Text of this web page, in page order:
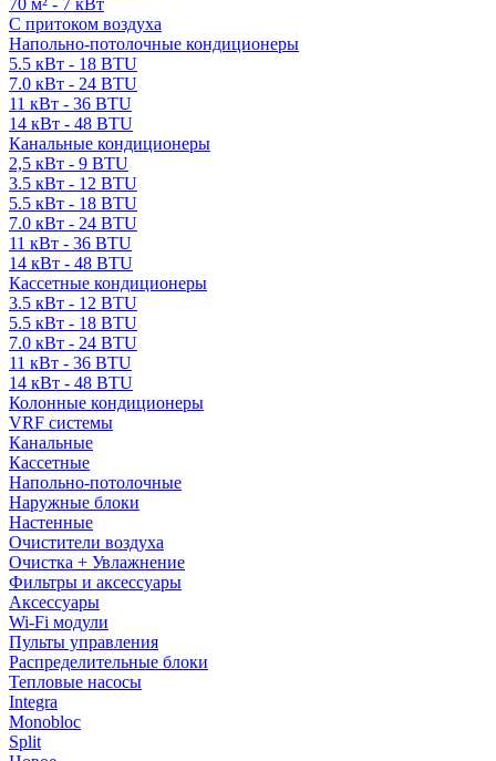
70 м² - 7 кВт
С притоком воздуха
Напольно-потолочные кондиционеры
5.5 кВт - 18 BTU
7.0 кВт - 24 BTU
11 кВт - 36 BTU
14 кВт - 48 BTU
Канальные кондиционеры
2,5 кВт - 9 BTU
3.5 кВт - 12 BTU
5.5 кВт - 18 BTU
7.0 кВт - 24 BTU
11 кВт - 36 BTU
14 кВт - 48 BTU
Кассетные кондиционеры
3.5 кВт - 12 BTU
5.5 кВт - 18 BTU
7.0 кВт - 24 BTU
11 кВт - 36 BTU
14 кВт - 48 BTU
Колонные кондиционеры
VRF системы
Канальные
Кассетные
Напольно-потолочные
Наружные блоки
Настенные
Очистители воздуха
Очистка + Увлажнение
Фильтры и аксессуары
Аксессуары
Wi-Fi модули
Пульты управления
Распределительные блоки
Тепловые насосы
Integra
Monobloc
Split